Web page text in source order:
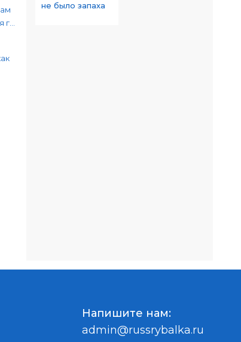
г...
не было запаха
Напишите нам:
admin@russrybalka.ru